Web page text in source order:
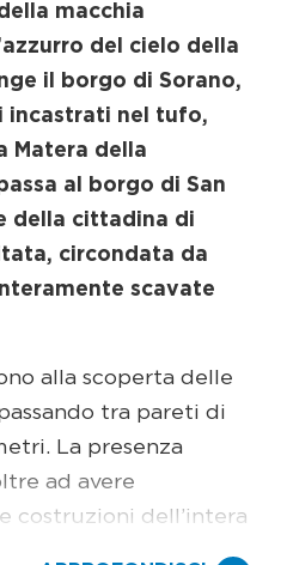
macchia
del cielo della
il borgo di Sorano,
incastrati nel tufo,
Matera della
al borgo di San
della cittadina di
circondata da
scavate
alla scoperta delle
tra pareti di
La presenza
ad avere
costruzioni dell’intera